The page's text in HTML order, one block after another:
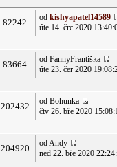
82242 odkishyapatel14589
úte 14. črc 2020
83664
od FannyFrantiška
úte 23. čer 2020
202432
od Bohunka
čtv 26. bře 2020
204920
od Andy
ned 22. bře 2020